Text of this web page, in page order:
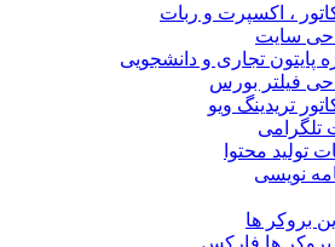
، اکسپرت و ربات
سایت
پایتون تجاری و دانشجویی
فیلتر بورس
تریدینگ ویو
تولید محتوا
نویسی
بروکر ها
بروکر ها فارکس